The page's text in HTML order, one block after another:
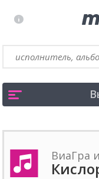
ВиаГра